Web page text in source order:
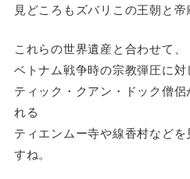
見どころもズバリこの王朝と帝
これらの世界遺産と合わせて、
ベトナム戦争時の宗教弾圧に
ティック・クアン・ドック僧
れる
ティエンムー寺や線香村など
すね。